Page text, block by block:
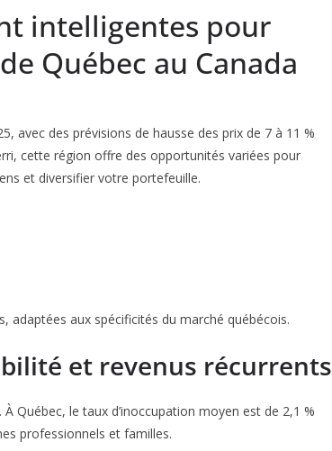
intelligentes pour
Québec au Canada
avec des prévisions de hausse des prix de 7 à 11 %
cette région offre des opportunités variées pour
et diversifier votre portefeuille.
adaptées aux spécificités du marché québécois.
et revenus récurrents
Québec, le taux d’inoccupation moyen est de 2,1 %
professionnels et familles.